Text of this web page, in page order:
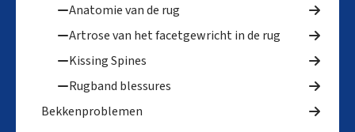
Anatomie van de rug
Artrose van het facetgewricht in de rug
Kissing Spines
Rugband blessures
Bekkenproblemen